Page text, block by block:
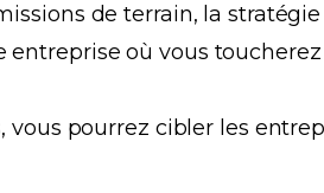
de terrain, la
entreprise où vous
vous pourrez cibler les